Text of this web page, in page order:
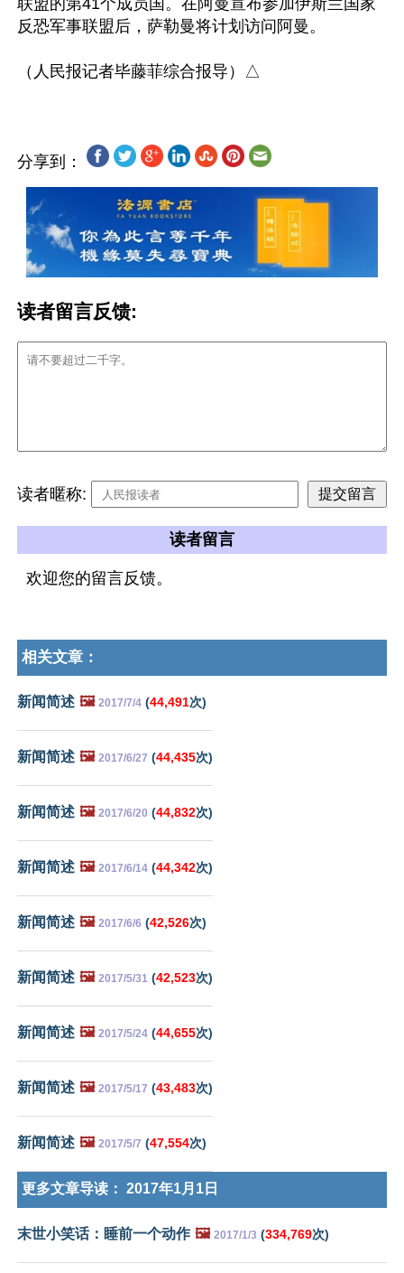
联盟的第41个成员国。在阿曼宣布参加伊斯兰国家
反恐军事联盟后，萨勒曼将计划访问阿曼。
分享到：
读者留言反馈:
读者暱称:
读者留言
欢迎您的留言反馈。
相关文章：
新闻简述 🖼️ 2017/7/4 (44,491次)
新闻简述 🖼️ 2017/6/27 (44,435次)
新闻简述 🖼️ 2017/6/20 (44,832次)
新闻简述 🖼️ 2017/6/14 (44,342次)
新闻简述 🖼️ 2017/6/6 (42,526次)
新闻简述 🖼️ 2017/5/31 (42,523次)
新闻简述 🖼️ 2017/5/24 (44,655次)
新闻简述 🖼️ 2017/5/17 (43,483次)
新闻简述 🖼️ 2017/5/7 (47,554次)
更多文章导读： 2017年1月1日
末世小笑话：睡前一个动作 🖼️ 2017/1/3 (334,769次)